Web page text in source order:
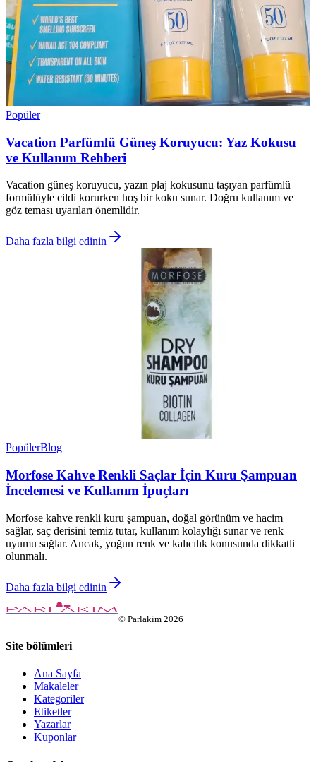
Popüler
Vacation Parfümlü Güneş Koruyucu: Yaz Kokusu
ve Kullanım Rehberi
Vacation güneş koruyucu, yazın plaj kokusunu taşıyan parfümlü
formülüyle cildi korurken hoş bir koku sunar. Doğru kullanım ve
göz teması uyarıları önemlidir.
Daha fazla bilgi edinin
PopülerBlog
Morfose Kahve Renkli Saçlar İçin Kuru Şampuan
İncelemesi ve Kullanım İpuçları
Morfose kahve renkli kuru şampuan, doğal görünüm ve hacim
sağlar, saç derisini temiz tutar, kullanım kolaylığı sunar ve renk
uyumu sağlar. Ancak, yoğun renk ve kalıcılık konusunda dikkatli
olunmalı.
Daha fazla bilgi edinin
© Parlakim 2026
Site bölümleri
Ana Sayfa
Makaleler
Kategoriler
Etiketler
Yazarlar
Kuponlar